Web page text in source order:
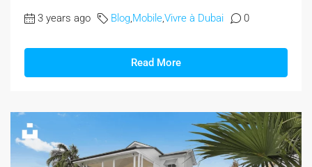
3 years ago Blog,Mobile,Vivre à Dubai 0
Read More